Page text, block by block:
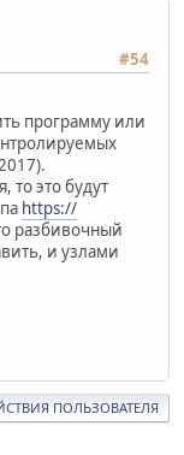
#54
программу или
то это будут
https://
разбивочный
и узлами
ПОЛЬЗОВАТЕЛЯ